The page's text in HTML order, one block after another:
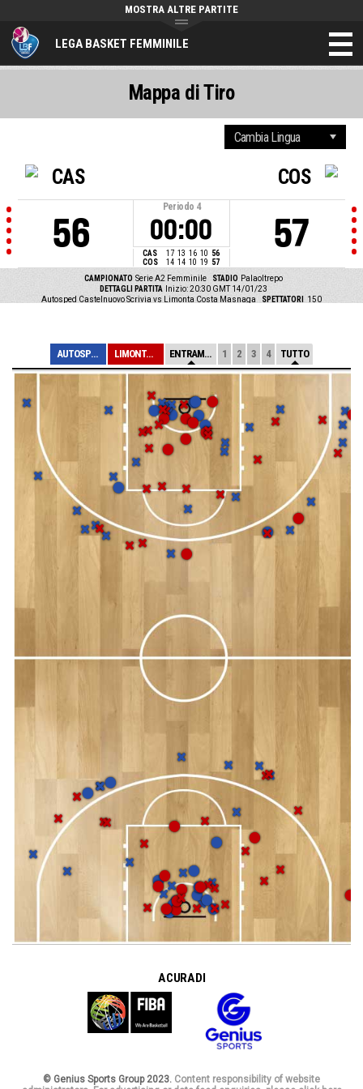
LEGA BASKET FEMMINILE
MOSTRA ALTRE PARTITE
CAS
56
Periodo 4
00:00
CAS 17 13 16 10 56
COS
14 14 10 19 57
COS
57
CAMPIONATO Serie A2 Femminile STADIO Palaoltrepo
DETTAGLI PARTITA
Inizio: 20:30 GMT 14/01/23
Autosped Castelnuovo Scrivia vs Limonta Costa Masnaga
SPETTATORI 150
Mappa di Tiro
AUTOSPED CASTEL... LIMONTA COSTA M... ENTRAMBE 1 2 3 4 TUTTO
A CURA DI
© Genius Sports Group 2023. Content responsibility of website